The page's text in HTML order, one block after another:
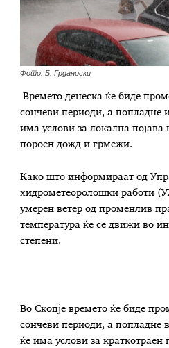
Фото: Б. Грданоски
Времето денеска ќе биде
сончеви периоди, а попладне
има услови за локална појава
пороен дожд и грмежи.
Како што информираат од
хидрометеоролошки работи
умерен ветер од променлив
температура ќе се движи во
степени.
Во Скопје времето ќе биде
сончеви периоди, а попладне
ќе има услови за